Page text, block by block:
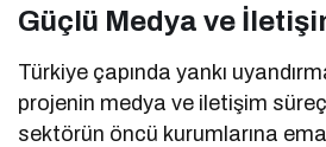
Güçlü Medya ve
Türkiye çapında yankı
projenin medya ve iletişim
sektörün öncü kurumlarına